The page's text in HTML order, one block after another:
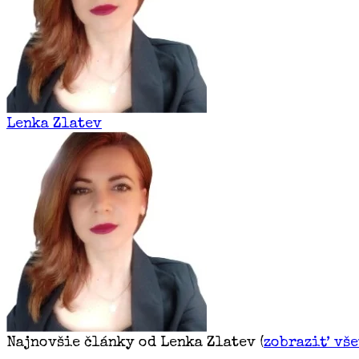
Lenka Zlatev
Najnovšie články od Lenka Zlatev (zobraziť